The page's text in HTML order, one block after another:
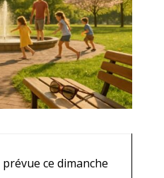
prévue ce dimanche